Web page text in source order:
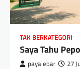
TAK BERKATEGORI
Saya Tahu
payalebar 27